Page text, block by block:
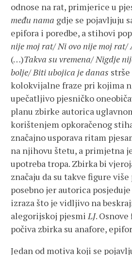
odnose na rat, primjerice u
među nama gdje se pojavljuju
epifora i poredbe, a stihovi
nije moj rat/ Ni ovo nije moj rat/
(…)Takva su vremena/ Nigdje
bolje/ Biti ubojica je danas
kolokvijalne fraze pri kojima
upečatljivo pjesničko
planu zbirke autorica
korištenjem opkoračenog
značajno usporava ritam
na njihovu štetu, a primjetna
upotreba tropa. Zbirka bi
značaju da su takve figure
posebno jer autorica
izraza što je vidljivo na
alegorijskoj pjesmiLJ.
počiva zbirka su anafore,
Jedan od motiva koji se